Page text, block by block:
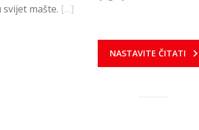
mašte. […]
NASTAVITE ČITATI